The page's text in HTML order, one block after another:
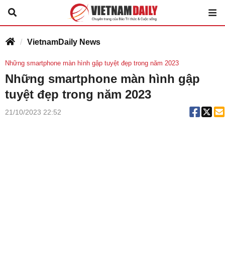
VietnamDaily News
Những smartphone màn hình gập tuyệt đẹp trong năm 2023
Những smartphone màn hình gập
tuyệt đẹp trong năm 2023
21/10/2023 22:52